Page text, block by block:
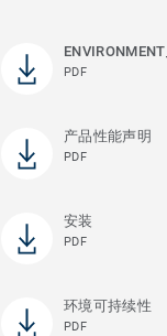
PDF
产品性能声明
PDF
安装
PDF
环境可持续性
PDF